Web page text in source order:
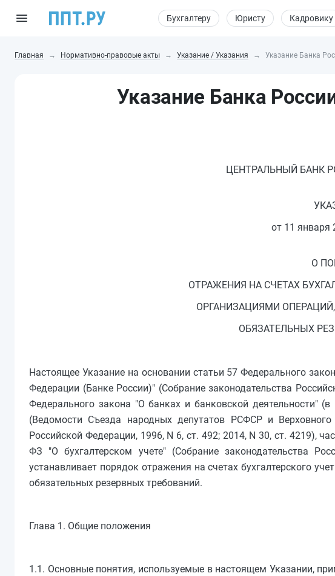
Бухгалтеру Юристу Кадровику
Главная Нормативно-правовые акты Указание / Указания Указание Банка
Указание Банка
ЦЕНТРАЛЬНЫЙ БАНК
от 11 января
О
ОТРАЖЕНИЯ НА СЧЕТАХ
ОРГАНИЗАЦИЯМИ
ОБЯЗАТЕЛЬНЫХ
Настоящее Указание на основании статьи 57 Федерального
Федерации (Банке России)" (Собрание законодательства
Федерального закона "О банках и банковской деятельности"
(Ведомости Съезда народных депутатов РСФСР и
Российской Федерации, 1996, N 6, ст. 492; 2014, N 30, ст. 4219),
ФЗ "О бухгалтерском учете" (Собрание законодательства
устанавливает порядок отражения на счетах бухгалтерского
обязательных резервных требований.
Глава 1. Общие положения
1.1. Основные понятия, используемые в настоящем Указании,